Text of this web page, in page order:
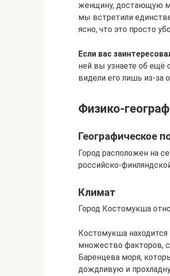
женщину, достающую
мы встретили
ясно, что это просто
Если вас
ней вы узнаете об ещё
видели его лишь из-за
Физико-
Географическое
Город расположен на
российско-
Климат
Город Костомукша
Костомукша находится
множество факторов,
Баренцева моря,
дождливую и